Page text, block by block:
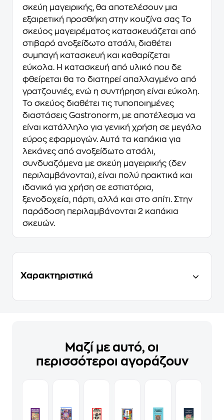
σκεύη μαγειρικής, θα αποτελέσουν μια
εξαιρετική προσθήκη στην κουζίνα σας Το
σκεύος μαγειρέματος κατασκευάζεται από
στιβαρό ανοξείδωτο ατσάλι, διαθέτει
συμπαγή κατασκευή και καθαρίζεται
εύκολα. Η κατασκευή από υλικό που δε
φθείρεται θα το διατηρεί απαλλαγμένο από
γρατζουνιές, ενώ η συντήρηση είναι εύκολη.
Το σκεύος διαθέτει τις τυποποιημένες
διαστάσεις Gastronorm, με αποτέλεσμα να
είναι κατάλληλο για γενική χρήση σε μεγάλο
εύρος εφαρμογών. Αυτά τα καπάκια για
λεκάνες από ανοξείδωτο ατσάλι,
συνδυαζόμενα με σκεύη μαγειρικής (δεν
περιλαμβάνονται), είναι πολύ πρακτικά και
ιδανικά για χρήση σε εστιατόρια,
ξενοδοχεία, πάρτι, αλλά και στο σπίτι. Στην
παράδοση περιλαμβάνονται 2 καπάκια
σκευών.
Χαρακτηριστικά
Μαζί με αυτό, οι
περισσότεροι αγοράζουν